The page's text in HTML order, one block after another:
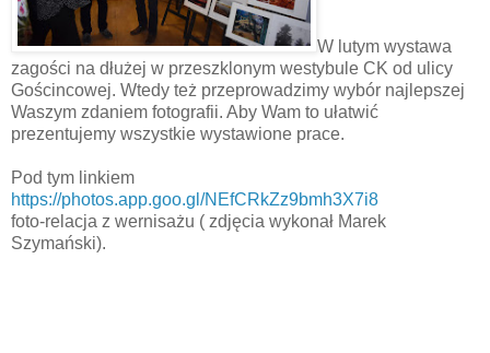
W lutym wystawa
zagości na dłużej w przeszklonym westybule CK od ulicy
Gościncowej. Wtedy też przeprowadzimy wybór najlepszej
Waszym zdaniem fotografii. Aby Wam to ułatwić
prezentujemy wszystkie wystawione prace.
Pod tym linkiem
https://photos.app.goo.gl/NEfCRkZz9bmh3X7i8
foto-relacja z wernisażu ( zdjęcia wykonał Marek
Szymański).